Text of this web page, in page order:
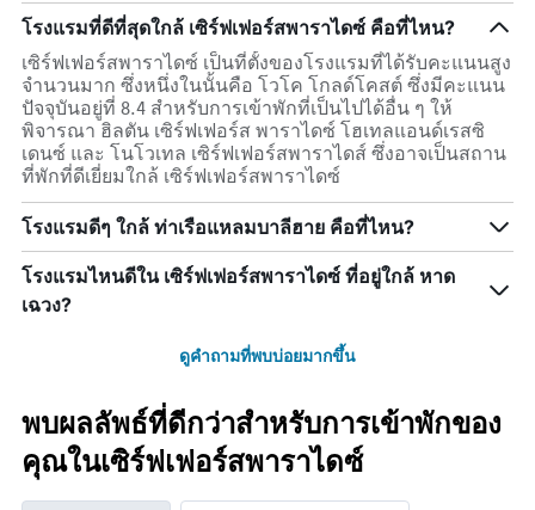
โรงแรมที่ดีที่สุดใกล้ เซิร์ฟเฟอร์สพาราไดซ์ คือที่ไหน?
เซิร์ฟเฟอร์สพาราไดซ์ เป็นที่ตั้งของโรงแรมที่ได้รับคะแนนสูง
จำนวนมาก ซึ่งหนึ่งในนั้นคือ โวโค โกลด์โคสต์ ซึ่งมีคะแนน
ปัจจุบันอยู่ที่ 8.4 สำหรับการเข้าพักที่เป็นไปได้อื่น ๆ ให้
พิจารณา ฮิลตัน เซิร์ฟเฟอร์ส พาราไดซ์ โฮเทลแอนด์เรสซิ
เดนซ์ และ โนโวเทล เซิร์ฟเฟอร์สพาราไดส์ ซึ่งอาจเป็นสถาน
ที่พักที่ดีเยี่ยมใกล้ เซิร์ฟเฟอร์สพาราไดซ์
โรงแรมดีๆ ใกล้ ท่าเรือแหลมบาลีฮาย คือที่ไหน?
โรงแรมไหนดีใน เซิร์ฟเฟอร์สพาราไดซ์ ที่อยู่ใกล้ หาด
เฉวง?
ดูคำถามที่พบบ่อยมากขึ้น
พบผลลัพธ์ที่ดีกว่าสำหรับการเข้าพักของ
คุณในเซิร์ฟเฟอร์สพาราไดซ์